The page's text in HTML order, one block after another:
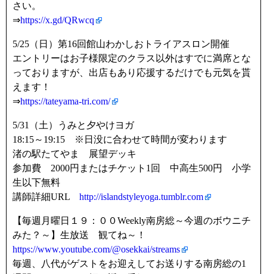
さい。
⇒https://x.gd/QRwcq
5/25（日）第16回館山わかしおトライアスロン開催
エントリーはお子様限定のクラス以外はすでに満席とな
っておりますが、出店もあり応援するだけでも元気を貰
えます！
⇒https://tateyama-tri.com/
5/31（土）うみと夕やけヨガ
18:15～19:15 ※日没に合わせて時間が変わります
渚の駅たてやま 展望デッキ
参加費 2000円またはチケット1回 中高生500円 小学
生以下無料
講師詳細URL http://islandstyleyoga.tumblr.com
【毎週月曜日１９：００Weekly南房総～今週のボウニチ
みた？～】生放送 観てね～！
https://www.youtube.com/@osekkai/streams
毎週、八代がゲストをお迎えしてお送りする南房総の1